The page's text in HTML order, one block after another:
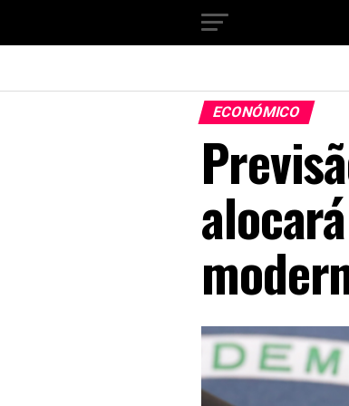
ECONÓMICO